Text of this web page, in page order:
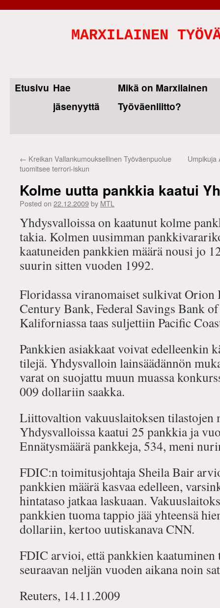
MARXILAINEN
Skip
Etusivu Hae
jäsenyyttä
Mikä on Marxilainen
Työväenliitto?
← Kreikan Vallankumouksellinen Työväenpuolue
tuomitsee terrori-iskun
Umpikuja
Kolme uutta pankkia kaatui
Posted on 22.12.2009by MTL
Yhdysvalloissa on kaatunut kolme
takia. Kolmen uusimman
kaatuneiden pankkien määrä nousi jo
suurin sitten vuoden 1992.
Floridassa viranomaiset sulkivat Orion
Century Bank, Federal Savings Bank
Kaliforniassa taas suljettiin Pacific
Pankkien asiakkaat voivat edelleenkin
tilejä. Yhdysvalloin lainsäädännön
varat on suojattu muun muassa
009 dollariin saakka.
Liittovaltion vakuuslaitoksen tilastojen
Yhdysvalloissa kaatui 25 pankkia ja
Ennätysmäärä pankkeja, 534, meni
FDIC:n toimitusjohtaja Sheila Bair
pankkien määrä kasvaa edelleen,
hintataso jatkaa laskuaan.
pankkien tuoma tappio jää yhteensä
dollariin, kertoo uutiskanava CNN.
FDIC arvioi, että pankkien kaatuminen
seuraavan neljän vuoden aikana noin
Reuters, 14.11.2009